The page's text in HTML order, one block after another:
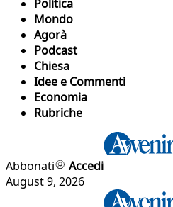
Politica
Mondo
Agorà
Podcast
Chiesa
Idee e Commenti
Economia
Rubriche
Abbonati
Accedi
August 9, 2026